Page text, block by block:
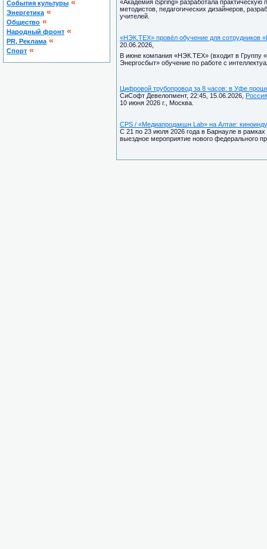
Cобытия культуры «
Энергетика «
Общество «
Народный фронт «
PR, Реклама «
Спорт «
«Академия iSpring» разработала
методистов, педагогических дизайнеров,
учителей.
«НЭК.ТЕХ» провёл обучение для сотрудников
20.06.2026,
В июне компания «НЭК.ТЕХ» (входит в Группу
Энергосбыт» обучение по работе с
Цифровой трубопровод за 8 часов: в Уфе
СиСофт Девелопмент, 22:45, 15.06.2026, Россия
10 июня 2026 г., Москва.
CPS / «Медиапродакшн Lab» на Алтае:
С 21 по 23 июля 2026 года в Барнауле в
выездное мероприятие нового федерального